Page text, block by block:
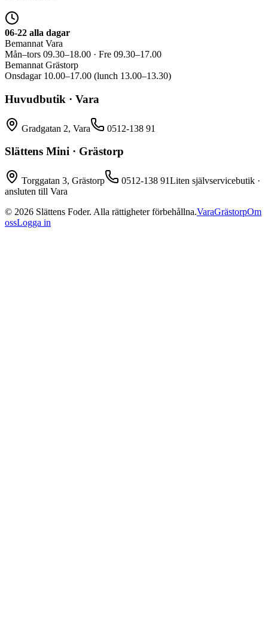
06-22 alla dagar
Bemannat Vara
Mån–tors 09.30–18.00 · Fre 09.30–17.00
Bemannat Grästorp
Onsdagar 10.00–17.00 (lunch 13.00–13.30)
Huvudbutik · Vara
Gradgatan 2, Vara 0512-138 91
Slättens Mini · Grästorp
Torggatan 3, Grästorp 0512-138 91Liten självservicebutik ·
ansluten till Vara
© 2026 Slättens Foder. Alla rättigheter förbehållna.VaraGrästorpOm
ossLogga in